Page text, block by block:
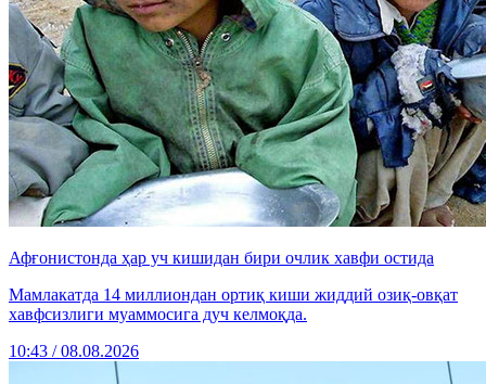
Афғонистонда ҳар уч кишидан бири очлик хавфи остида
Мамлакатда 14 миллиондан ортиқ киши жиддий озиқ-овқат
хавфсизлиги муаммосига дуч келмоқда.
10:43 / 08.08.2026